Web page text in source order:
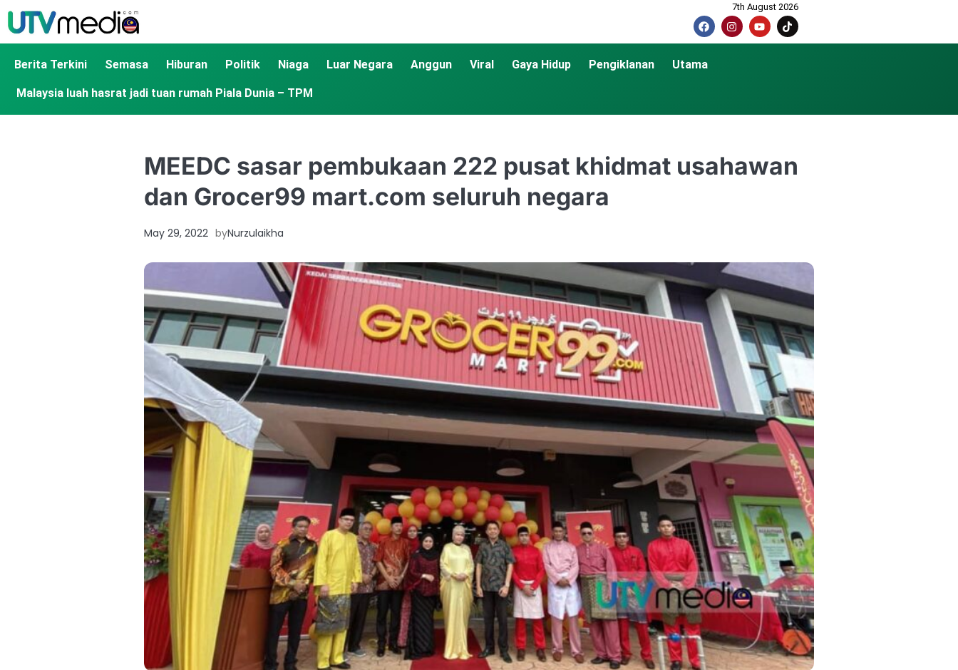
7th August 2026
Berita Terkini Semasa Hiburan Politik Niaga Luar Negara Anggun Viral Gaya Hidup Pengiklanan Utama
Malaysia luah hasrat jadi tuan rumah Piala Dunia – TPM
MEEDC sasar pembukaan 222 pusat khidmat usahawan
dan Grocer99 mart.com seluruh negara
May 29, 2022 byNurzulaikha